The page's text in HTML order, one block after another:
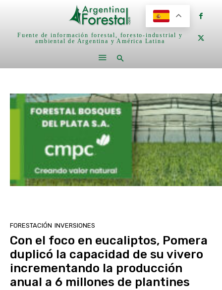
Fuente de información forestal, foresto-industrial y
ambiental de Argentina y América Latina
FORESTACIÓN INVERSIONES
Con el foco en eucaliptos, Pomera
duplicó la capacidad de su vivero
incrementando la producción
anual a 6 millones de plantines